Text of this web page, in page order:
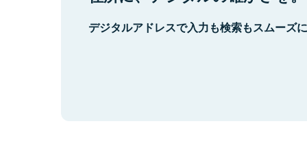
デジタルアドレスで入力も検索もスムーズ